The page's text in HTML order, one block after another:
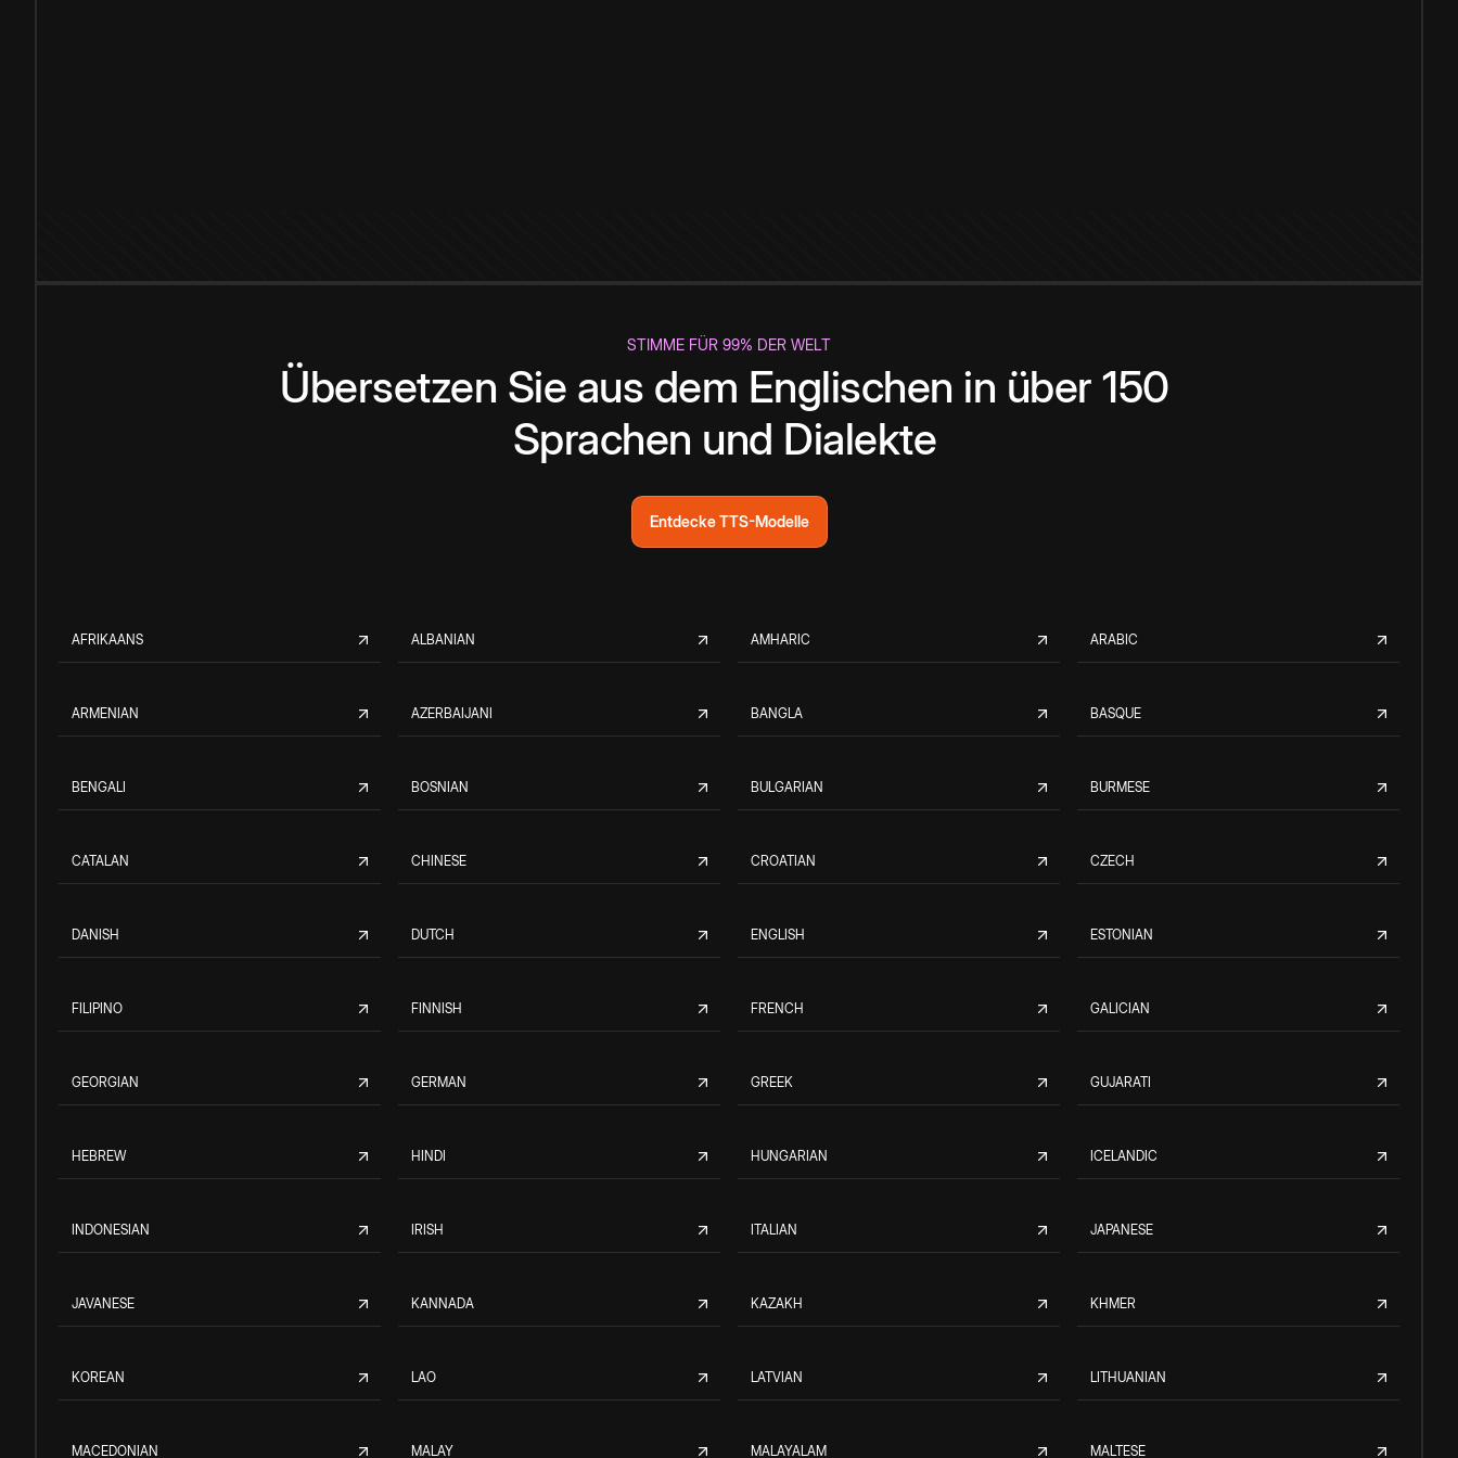
STIMME FÜR 99% DER WELT
Übersetzen Sie aus dem Englischen in über 150
Sprachen und Dialekte
Entdecke TTS-Modelle
AFRIKAANS ALBANIAN AMHARIC ARABIC
ARMENIAN AZERBAIJANI BANGLA BASQUE
BENGALI BOSNIAN BULGARIAN BURMESE
CATALAN CHINESE CROATIAN CZECH
DANISH DUTCH ENGLISH ESTONIAN
FILIPINO FINNISH FRENCH GALICIAN
GEORGIAN GERMAN GREEK GUJARATI
HEBREW HINDI HUNGARIAN ICELANDIC
INDONESIAN IRISH ITALIAN JAPANESE
JAVANESE KANNADA KAZAKH KHMER
KOREAN LAO LATVIAN LITHUANIAN
MACEDONIAN MALAY MALAYALAM MALTESE